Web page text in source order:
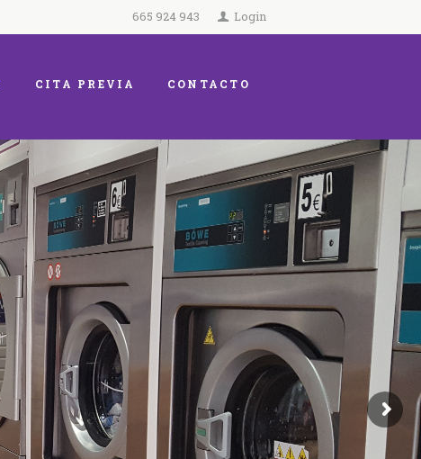
665 924 943 Login
CITA PREVIA CONTACTO